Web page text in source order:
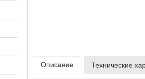
Описание Технические